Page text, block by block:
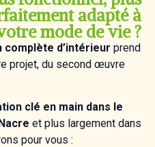
adapté à
mode de vie ?
complète d’intérieur prend
projet, du second œuvre
clé en main dans le
et plus largement dans
pour vous :